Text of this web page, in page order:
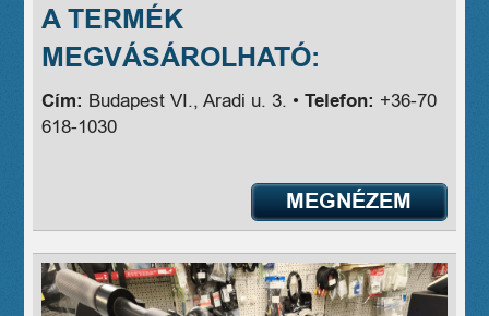
A TERMÉK
MEGVÁSÁROLHATÓ:
Cím: Budapest VI., Aradi u. 3. •Telefon: +36-70
618-1030
MEGNÉZEM